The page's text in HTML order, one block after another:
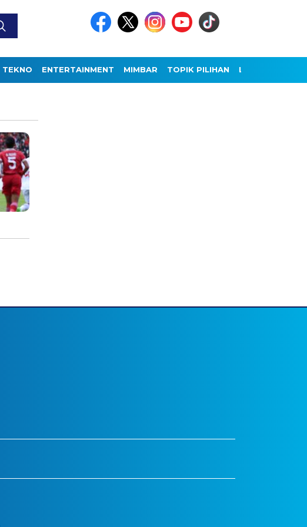
TEKNO ENTERTAINMENT MIMBAR TOPIK PILIHAN LAINNYA